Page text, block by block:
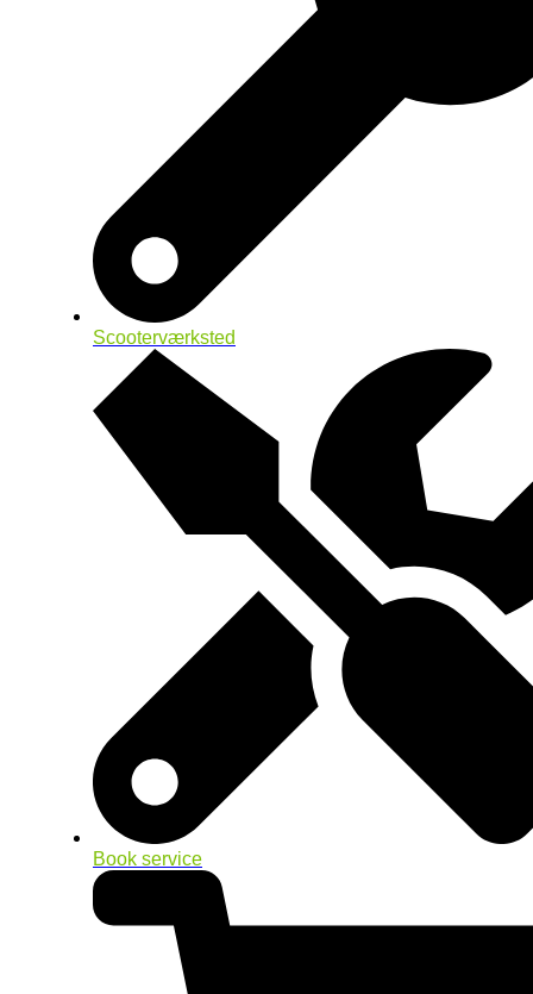
Scooterværksted
Book service